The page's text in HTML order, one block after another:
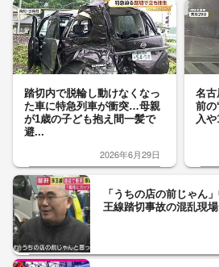
踏切内で脱輪し動けなくなっ
た車に特急列車が衝突…母親
が1歳の子ども抱え間一髪で
避...
2026年6月29日
名
前
入
「うちの店の前じゃん
王線踏切事故の混乱現